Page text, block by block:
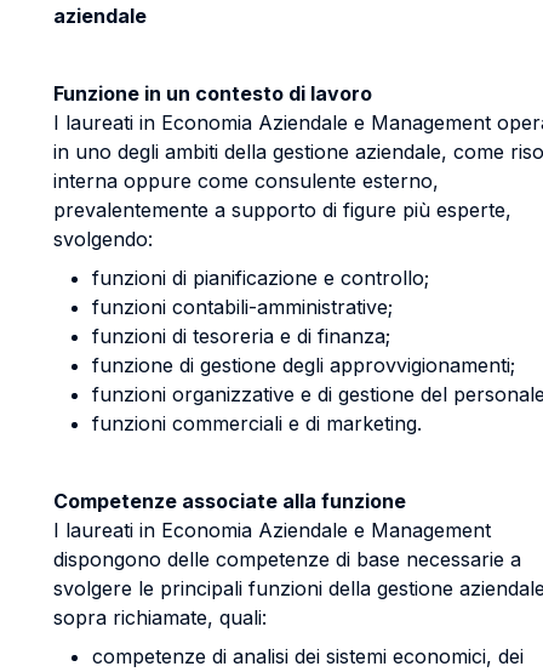
aziendale
Funzione in un contesto di lavoro
I laureati in Economia Aziendale e Management
in uno degli ambiti della gestione aziendale, come
interna oppure come consulente esterno,
prevalentemente a supporto di figure più esperte,
svolgendo:
funzioni di pianificazione e controllo;
funzioni contabili-amministrative;
funzioni di tesoreria e di finanza;
funzione di gestione degli approvvigionamenti;
funzioni organizzative e di gestione del
funzioni commerciali e di marketing.
Competenze associate alla funzione
I laureati in Economia Aziendale e Management
dispongono delle competenze di base necessarie a
svolgere le principali funzioni della gestione
sopra richiamate, quali:
competenze di analisi dei sistemi economici, dei